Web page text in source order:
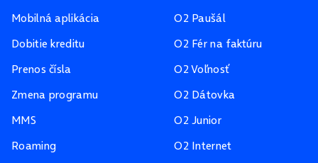
Mobilná aplikácia
Dobitie kreditu
Prenos čísla
Zmena programu
MMS
Roaming
O2 Paušál
O2 Fér na faktúru
O2 Voľnosť
O2 Dátovka
O2 Junior
O2 Internet